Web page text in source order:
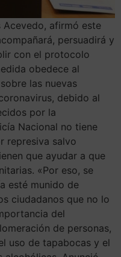
Acevedo, afirmó este
persuadirá y
con el protocolo
obedece al
las nuevas
debido al
por la
Nacional no tiene
represiva salvo
que ayudar a que
«Por eso, se
esté munido de
ciudadanos que no lo
del
de personas,
uso de tapabocas y el